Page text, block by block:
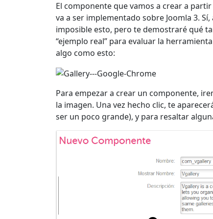
El componente que vamos a crear a
va a ser implementado sobre Joomla 3.
imposible esto, pero te demostraré qué
“ejemplo real” para evaluar la
algo como esto:
Para empezar a crear un componente,
la imagen. Una vez hecho clic, te
ser un poco grande), y para resaltar